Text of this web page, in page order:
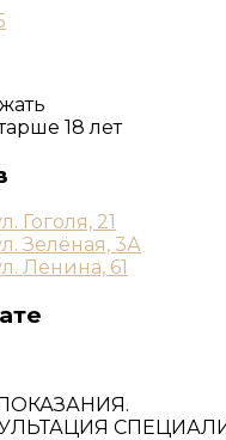
18 лет
Гоголя, 21
Зелёная, 3А
Ленина, 61